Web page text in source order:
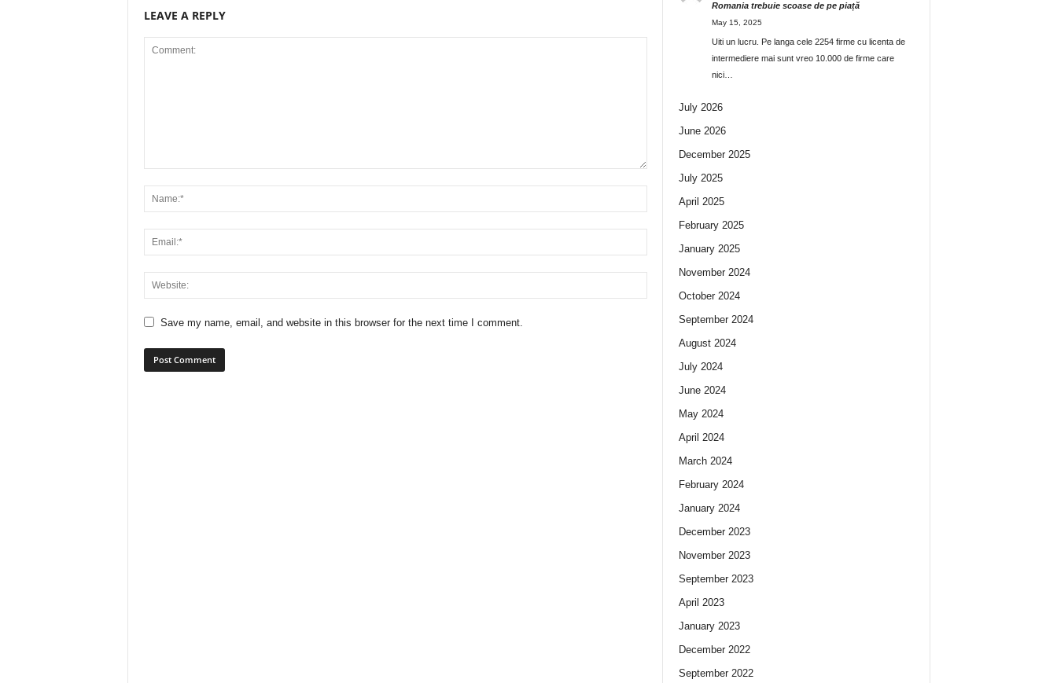
LEAVE A REPLY
Save my name, email, and website in this browser for the next time I comment.
Romania trebuie scoase de pe piață
May 15, 2025
Uiti un lucru. Pe langa cele 2254 firme cu licenta de
intermediere mai sunt vreo 10.000 de firme care
nici…
July 2026
June 2026
December 2025
July 2025
April 2025
February 2025
January 2025
November 2024
October 2024
September 2024
August 2024
July 2024
June 2024
May 2024
April 2024
March 2024
February 2024
January 2024
December 2023
November 2023
September 2023
April 2023
January 2023
December 2022
September 2022